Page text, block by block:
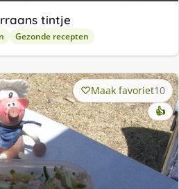
tintje
Gezonde recepten
Maak favoriet10
👍